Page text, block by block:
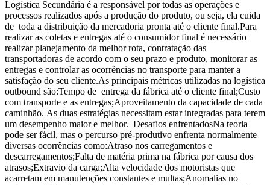
Logística Secundária é a responsável por todas as operações e
processos realizados após a produção do produto, ou seja, ela cuida
de toda a distribuição da mercadoria pronta até o cliente final.Para
realizar as coletas e entregas até o consumidor final é necessário
realizar planejamento da melhor rota, contratação das
transportadoras de acordo com o seu prazo e produto, monitorar as
entregas e controlar as ocorrências no transporte para manter a
satisfação do seu cliente.As principais métricas utilizadas na logística
outbound são:Tempo de entrega da fábrica até o cliente final;Custo
com transporte e as entregas;Aproveitamento da capacidade de cada
caminhão. As duas estratégias necessitam estar integradas para terem
um desempenho maior e melhor. Desafios enfrentadosNa teoria
pode ser fácil, mas o percurso pré-produtivo enfrenta normalmente
diversas ocorrências como:Atraso nos carregamentos e
descarregamentos;Falta de matéria prima na fábrica por causa dos
atrasos;Extravio da carga;Alta velocidade dos motoristas que
acarretam em manutenções constantes e multas;Anomalias no